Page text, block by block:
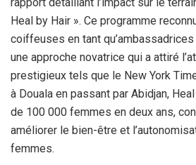
Heal by Hair ». Ce programme
coiffeuses en tant
une approche novatrice qui a attiré
prestigieux tels que le New York
à Douala en passant par Abidjan,
de 100 000 femmes en deux ans,
améliorer le bien-être et
femmes.